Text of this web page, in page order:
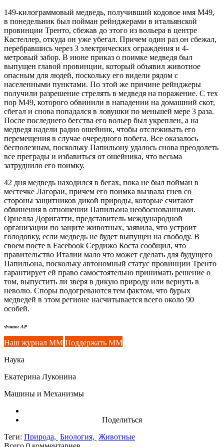
149-килограммовый медведь, получивший кодовое имя М49,
в понедельник был пойман рейнджерами в итальянской
провинции Тренто, сбежав до этого из вольера в центре
Кастеллер, откуда он уже убегал. Причем один раз он сбежал,
перебравшись через 3 электрических ограждения и 4-
метровый забор. В июне приказ о поимке медведя был
выпущен главой провинции, который объявил животное
опасным для людей, поскольку его видели рядом с
населенными пунктами. По этой же причине рейнджеры
получили разрешение стрелять в медведя на поражение. С тех
пор М49, которого обвинили в нападении на домашний скот,
сбегал и снова попадался в ловушки по меньшей мере 3 раза.
После последнего бегства его вольер был укреплен, а на
медведя надели радио ошейник, чтобы отслеживать его
перемещения в случае очередного побега. Все оказалось
бесполезным, поскольку Папильону удалось снова преодолеть
все преграды и избавиться от ошейника, что весьма
затруднило его поимку.
42 дня медведь находился в бегах, пока не был пойман в
местечке Лагораи, причем его поимка вызвала гнев со
стороны защитников дикой природы, которые считают
обвинения в отношении Папильона необоснованными.
Орнелла Доригатти, представитель международной
организации по защите животных, заявила, что устроит
голодовку, если медведь не будет выпущен на свободу. В
своем посте в Facebook Сердижо Коста сообщил, что
правительство Италии мало что может сделать для будущего
Папильона, поскольку автономный статус провинции Тренто
гарантирует ей право самостоятельно принимать решение о
том, выпустить ли зверя в дикую природу или вернуть в
неволю. Споры подогреваются тем фактом, что бурых
медведей в этом регионе насчитывается всего около 90
особей.
Фото: AP
Наш журнал ММ Поддержать ММ
Наука
Екатерина Луконина
Машины и Механизмы
Поделиться
Теги: Природа, Биология, Животные